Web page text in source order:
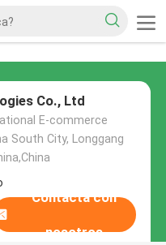
Co., Ltd
E-commerce
South City, Longgang
Contacta con
nosotros